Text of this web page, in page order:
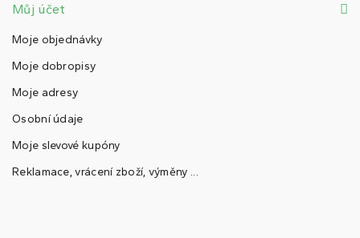
Můj účet
Moje objednávky
Moje dobropisy
Moje adresy
Osobní údaje
Moje slevové kupóny
Reklamace, vrácení zboží, výměny ...